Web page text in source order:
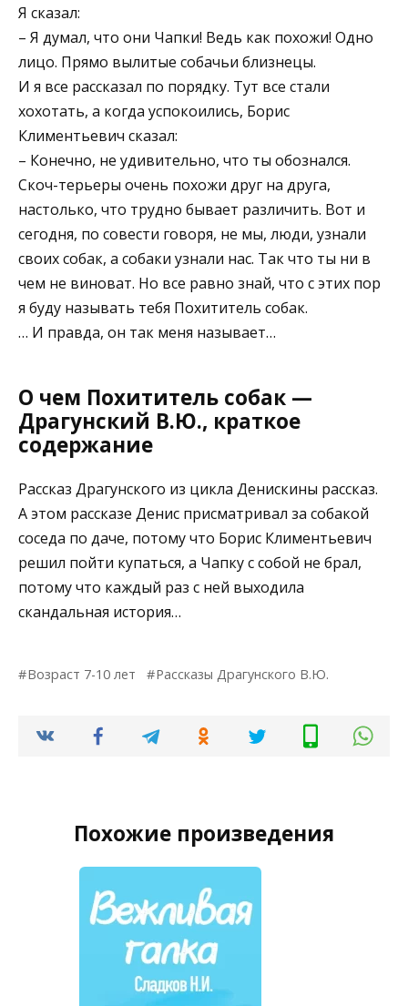
Я сказал:
– Я думал, что они Чапки! Ведь как похожи! Одно
лицо. Прямо вылитые собачьи близнецы.
И я все рассказал по порядку. Тут все стали
хохотать, а когда успокоились, Борис
Климентьевич сказал:
– Конечно, не удивительно, что ты обознался.
Скоч-терьеры очень похожи друг на друга,
настолько, что трудно бывает различить. Вот и
сегодня, по совести говоря, не мы, люди, узнали
своих собак, а собаки узнали нас. Так что ты ни в
чем не виноват. Но все равно знай, что с этих пор
я буду называть тебя Похититель собак.
… И правда, он так меня называет…
О чем Похититель собак —
Драгунский В.Ю., краткое
содержание
Рассказ Драгунского из цикла Денискины рассказ.
А этом рассказе Денис присматривал за собакой
соседа по даче, потому что Борис Климентьевич
решил пойти купаться, а Чапку с собой не брал,
потому что каждый раз с ней выходила
скандальная история…
Возраст 7-10 лет Рассказы Драгунского В.Ю.
Похожие произведения